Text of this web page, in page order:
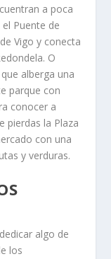
a poca
Puente de
Vigo y conecta
O
alberga una
parque con
conocer a
pierdas la Plaza
con una
y verduras.
algo de
los